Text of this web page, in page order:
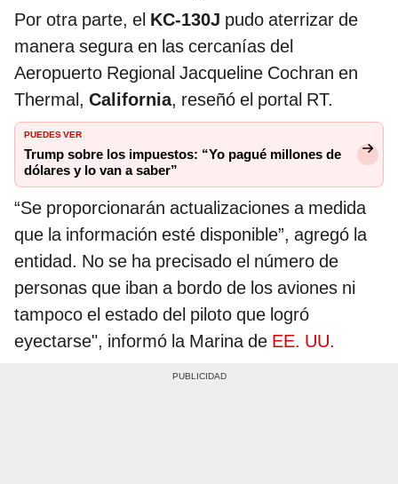
Por otra parte, el KC-130J pudo aterrizar de
manera segura en las cercanías del
Aeropuerto Regional Jacqueline Cochran en
Thermal, California, reseñó el portal RT.
PUEDES VER
Trump sobre los impuestos: “Yo pagué millones de
dólares y lo van a saber”
“Se proporcionarán actualizaciones a medida
que la información esté disponible”, agregó la
entidad. No se ha precisado el número de
personas que iban a bordo de los aviones ni
tampoco el estado del piloto que logró
eyectarse", informó la Marina de EE. UU.